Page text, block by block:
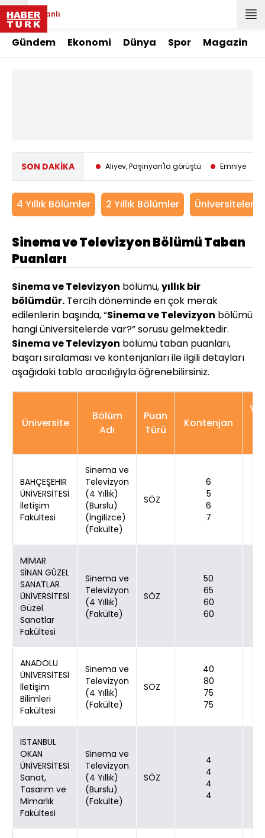
Canlı
Gündem Ekonomi Dünya Spor Magazin
SON DAKİKA
orman yangını Aliyev, Paşinyan'la görüştü Emniyet
4 Yıllık Bölümler 2 Yıllık Bölümler
Sinema ve Televizyon Bölümü Taban
Puanları
Sinema ve Televizyon bölümü,yıllık bir
bölümdür. Tercih döneminde en çok merak
edilenlerin başında, “Sinema ve Televizyon bölümü
hangi üniversitelerde var?” sorusu gelmektedir.
Sinema ve Televizyon bölümü taban puanları,
başarı sıralaması ve kontenjanları ile ilgili detayları
aşağıdaki tablo aracılığıyla öğrenebilirsiniz.
Üniversite
Bölüm
Adı
Puan
Türü
Kontenjan
BAHÇEŞEHİR
ÜNİVERSİTESİ
İletişim
Fakültesi
Sinema ve
Televizyon
(4 Yıllık)
(Burslu)
(İngilizce)
(Fakülte)
SÖZ
6
5
6
7
MİMAR
SİNAN GÜZEL
SANATLAR
ÜNİVERSİTESİ
Güzel
Sanatlar
Fakültesi
Sinema ve
Televizyon
(4 Yıllık)
(Fakülte)
SÖZ
50
65
60
60
ANADOLU
ÜNİVERSİTESİ
İletişim
Bilimleri
Fakültesi
Sinema ve
Televizyon
(4 Yıllık)
(Fakülte)
SÖZ
40
80
75
75
İSTANBUL
OKAN
ÜNİVERSİTESİ
Sanat,
Tasarım ve
Mimarlık
Fakültesi
Sinema ve
Televizyon
(4 Yıllık)
(Burslu)
(Fakülte)
SÖZ
4
4
4
4